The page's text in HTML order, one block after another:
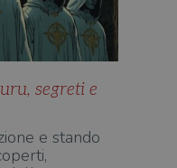
segreti e
e stando